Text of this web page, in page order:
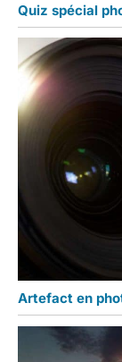
Quiz spécial
Artefact en